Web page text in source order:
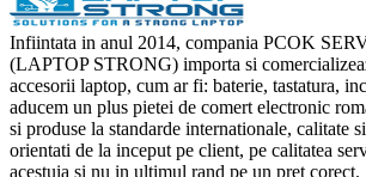
Infiintata in anul 2014, compania PCOK
(LAPTOP STRONG) importa si
accesorii laptop, cum ar fi: baterie, tastatura,
aducem un plus pietei de comert electronic
si produse la standarde internationale, calitate
orientati de la inceput pe client, pe calitatea
acestuia si nu in ultimul rand pe un pret corect.